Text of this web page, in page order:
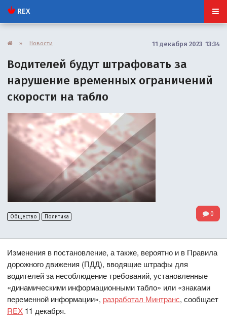
REX
» Новости 11 декабря 2023 13:34
Водителей будут штрафовать за
нарушение временных ограничений
скорости на табло
Общество Политика 0
Изменения в постановление, а также, вероятно и в Правила
дорожного движения (ПДД), вводящие штрафы для
водителей за несоблюдение требований, установленные
«динамическими информационными табло» или «знаками
переменной информации», разработал Минтранс, сообщает
REX 11 декабря.